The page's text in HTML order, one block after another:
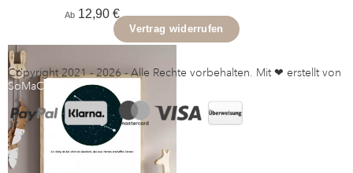
Ab 12,90 €
Vertrag widerrufen
Copyright 2021 - 2026 - Alle Rechte vorbehalten. Mit ❤ erstellt von
SoMaCom